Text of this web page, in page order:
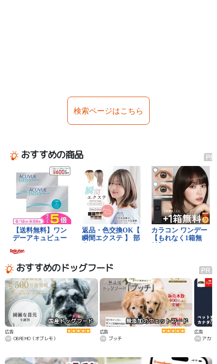
検索ページはこちら
おすすめの商品
おすすめのドッグフード
国産ドッグフード
広告
OBREMO（オブレモ）
無添加のウェットフード
広告
ブッチ
カ
広告
アカ